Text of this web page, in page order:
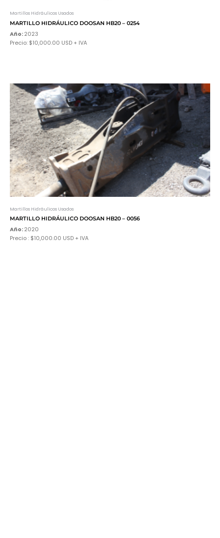
Martillos Hidráulicos Usados
MARTILLO HIDRÁULICO DOOSAN HB20 – 0254
Año: 2023
Precio: $10,000.00 USD + IVA
Martillos Hidráulicos Usados
MARTILLO HIDRÁULICO DOOSAN HB20 – 0056
Año: 2020
Precio : $10,000.00 USD + IVA